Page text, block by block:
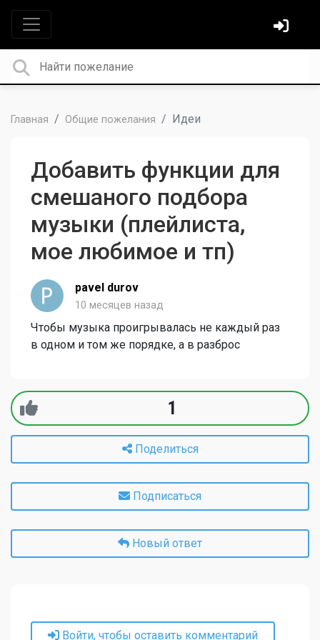
Главная Общие пожелания Идеи
Добавить функции для
смешаного подбора
музыки (плейлиста,
мое любимое и тп)
pavel durov
10 месяцев назад
Чтобы музыка проигрывалась не каждый раз
в одном и том же порядке, а в разброс
1
Поделиться
Подписаться
Новый ответ
Войти, чтобы оставить комментарий